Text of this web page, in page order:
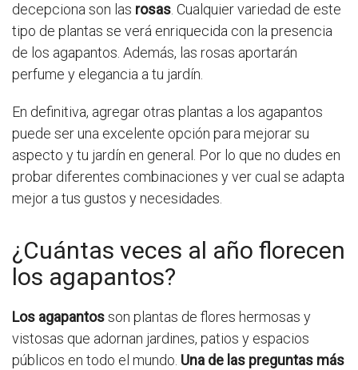
decepciona son las rosas. Cualquier variedad de este
tipo de plantas se verá enriquecida con la presencia
de los agapantos. Además, las rosas aportarán
perfume y elegancia a tu jardín.
En definitiva, agregar otras plantas a los agapantos
puede ser una excelente opción para mejorar su
aspecto y tu jardín en general. Por lo que no dudes en
probar diferentes combinaciones y ver cual se adapta
mejor a tus gustos y necesidades.
¿Cuántas veces al año florecen
los agapantos?
Los agapantosson plantas de flores hermosas y
vistosas que adornan jardines, patios y espacios
públicos en todo el mundo. Una de las preguntas más